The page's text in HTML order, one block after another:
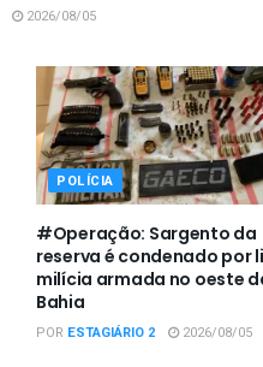
2026/08/05
POLÍCIA
#Operação: Sargento da
reserva é condenado por
milícia armada no oeste
Bahia
POR ESTAGIÁRIO 2 2026/08/05